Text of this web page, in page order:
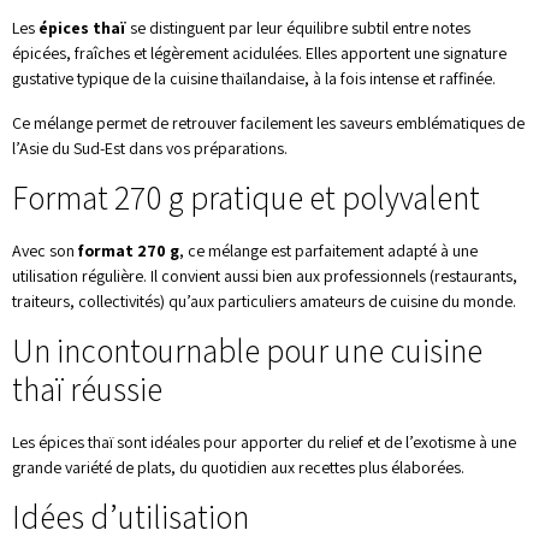
Les épices thaïse distinguent par leur équilibre subtil entre notes
épicées, fraîches et légèrement acidulées. Elles apportent une signature
gustative typique de la cuisine thaïlandaise, à la fois intense et raffinée.
Ce mélange permet de retrouver facilement les saveurs emblématiques de
l’Asie du Sud-Est dans vos préparations.
Format 270 g pratique et polyvalent
Avec son format 270 g, ce mélange est parfaitement adapté à une
utilisation régulière. Il convient aussi bien aux professionnels (restaurants,
traiteurs, collectivités) qu’aux particuliers amateurs de cuisine du monde.
Un incontournable pour une cuisine
thaï réussie
Les épices thaï sont idéales pour apporter du relief et de l’exotisme à une
grande variété de plats, du quotidien aux recettes plus élaborées.
Idées d’utilisation